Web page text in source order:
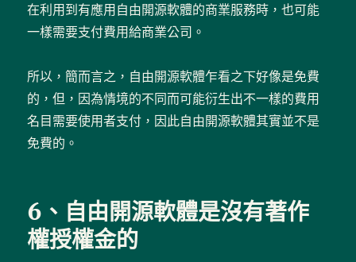
在利用到有應用自由開源軟體的商業服務時，也可能
一樣需要支付費用給商業公司。
所以，簡而言之，自由開源軟體乍看之下好像是免費
的，但，因為情境的不同而可能衍生出不一樣的費用
名目需要使用者支付，因此自由開源軟體其實並不是
免費的。
6、自由開源軟體是沒有著作
權授權金的